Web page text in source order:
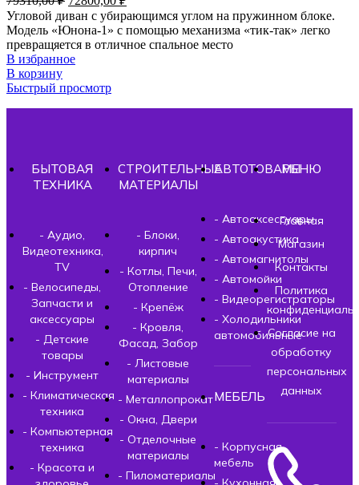
Угловой диван с убирающимся углом на пружинном блоке.
Модель «Юнона-1» с помощью механизма «тик-так» легко
превращяется в отличное спальное место
В избранное
В корзину
Быстрый просмотр
БЫТОВАЯ
ТЕХНИКА
- Аудио,
Видеотехника,
TV
- Велосипеды,
Запчасти и
аксессуары
- Детские
товары
- Инструмент
- Климатическая
техника
- Компьютерная
техника
- Красота и
СТРОИТЕЛЬНЫЕ
МАТЕРИАЛЫ
- Блоки,
кирпич
- Котлы, Печи,
Отопление
- Крепёж
- Кровля,
Фасад, Забор
- Листовые
материалы
- Металлопрокат
- Окна, Двери
- Отделочные
материалы
- Пиломатериалы
АВТОТОВАРЫ
- Автоаксессуары
- Автоакустика
- Автомагнитолы
- Автомойки
- Видеорегистраторы
- Холодильники
автомобильные
МЕБЕЛЬ
- Корпусная
мебель
МЕНЮ
Главная
Магазин
Контакты
Политика
Согласие на
обработку
персональных
данных